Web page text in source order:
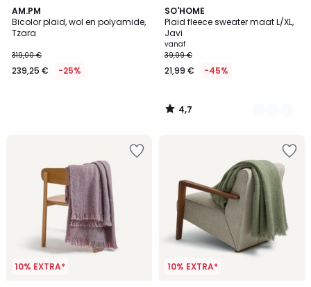
AM.PM
Bicolor plaid, wol en polyamide,
Tzara
319,00 €
239,25 € -25%
SO'HOME
Plaid fleece sweater maat L/XL,
Javi
vanaf
39,99 €
21,99 € -45%
4,7
/ 5
9
Kleuren
4,7
/
10% EXTRA* 10% EXTRA*